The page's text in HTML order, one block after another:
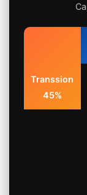
Transsion
45%